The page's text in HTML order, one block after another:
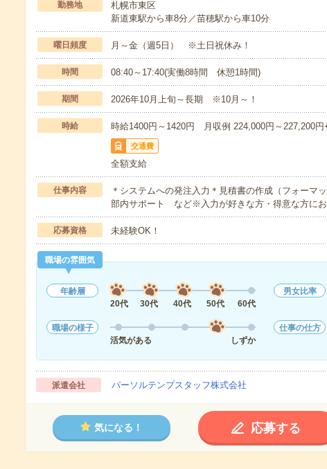
勤務地
札幌市東区
新道東駅から車8分／苗穂駅から車10分
曜日頻度 月～金（週5日） ※土日祝休み！
時間 08:40～17:40(実働8時間 休憩1時間)
期間 2026年10月上旬～長期 ※10月～！
時給 時給1400円～1420円 月収例 224,000円～227,200円
交通費
全額支給
仕事内容
＊システムへの発注入力＊見積書の作成（フォーマ
部内サポート など※入力が好きな方・得意な方に
応募資格 未経験OK！
職場の雰囲気
年齢層
20代
30代 40代 50代 60代
男女比率
職場の様子
活気がある
しずか
仕事の仕方
派遣会社 パーソルテンプスタッフ株式会社
気になる！ 応募する